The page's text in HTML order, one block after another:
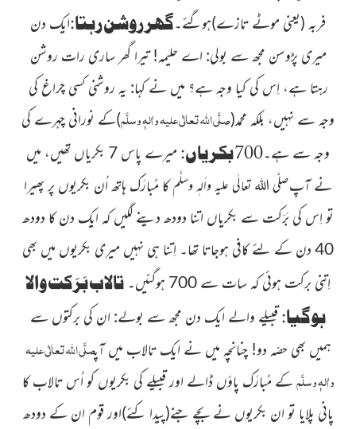
فربہ (یعنی موٹے تازے)ہوگئے۔گھر روشن رہتا:ایک دن
میری پڑوسن مجھ سے بولی: اے حلیمہ! تیرا گھر ساری رات روشن
رہتا ہے، اِس کی کیا وجہ ہے؟ میں نے کہا: یہ روشنی کسی چراغ کی
وجہ سے نہیں، بلکہ محمد(صلَّی اللہ تعالٰی علیہ واٰلہٖ وسلَّم)کے نورانی چہرے کی
وجہ سے ہے۔700 بکریاں:
میرے پاس 7 بکریاں تھیں، میں
نے آپصلَّی اللہ تعالٰی علیہ واٰلہٖ وسلَّمکا مُبارَک ہاتھ اُن بکریوں پر پھیرا
تو اِس کی بَرَکت سے بکریاں اتنا دودھ دینے لگیں کہ ایک دن کا دودھ
40 دن کے لئے کافی ہوجاتا تھا۔ اِتنا ہی نہیں میری بکریوں میں بھی
اِتنی برکت ہوئی کہ سات سے 700 ہوگئیں۔
تالاب بَرَکت والا
ہوگیا: قبیلے والے ایک دن مجھ سے بولے: ان کی برکتوں سے
ہمیں بھی حصّہ دو! چنانچہ میں نے ایک تالاب میں آپصلَّی اللہ تعالٰی علیہ
واٰلہٖ وسلَّمکے مُبارَک پاؤں ڈالے اور قبیلے کی بکریوں کو اُس تالاب کا
پانی پلایا تو ان بکریوں نے بچے جنے(پیدا کئے)اور قوم ان کے دودھ